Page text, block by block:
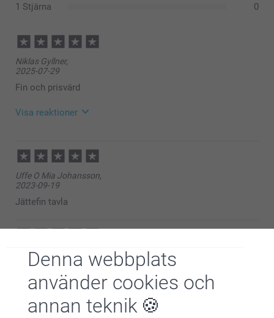
Denna webbplats
använder cookies och
annan teknik
1 Stjärna
0
Niklas Gyllner,
2025-07-29
Fin och prisvärd
Visa reaktioner
08:59
Hej,
Stort tack för ditt omdöme av våra trätavlor! Det är
verkligen ett härligt och enkelt sätt att förvandla
favoritbilder till ett personligt konstverk. Vi
Miia @smartphoto
Uffe O Mia Johansson,
2023-09-19
Jättefin tavla
Stefan Kilander,
2023-03-29
Så sjukt nöjd med resultatet och kvaliten på denna tavla!
Trycket jag valde blev så bra och skarpt!